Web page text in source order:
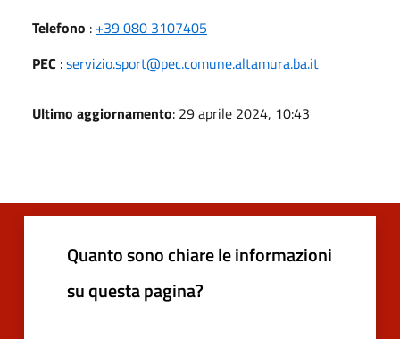
Telefono : +39 080 3107405
PEC :servizio.sport@pec.comune.altamura.ba.it
Ultimo aggiornamento: 29 aprile 2024, 10:43
Quanto sono chiare le informazioni
su questa pagina?